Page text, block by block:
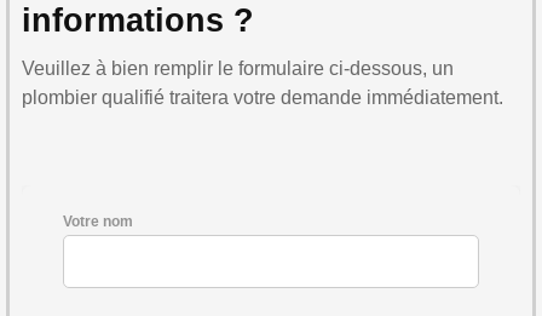
informations ?
Veuillez à bien remplir le formulaire ci-dessous, un
plombier qualifié traitera votre demande immédiatement.
Votre nom